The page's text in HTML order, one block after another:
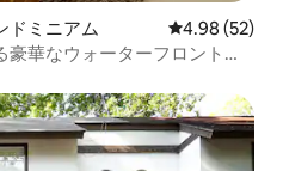
ドミニアム レビュー52
4.98 (52)
華なウォーターフロントの